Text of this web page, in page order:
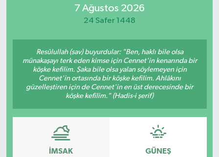
7 Ağustos 2026
24 Safer 1448
Resûlullah (sav) buyurdular: "Ben, haklı bile olsa
münakaşayı terk eden kimse için Cennet'in kenarında bir
köşke kefilim. Şaka bile olsa yalan söylemeyen için
Cennet'in ortasında bir köşke kefilim. Ahlâkını
güzelleştiren için de Cennet'in en üst derecesinde bir
köşke kefilim." (Hadis-i şerif)
İMSAK GÜNEŞ